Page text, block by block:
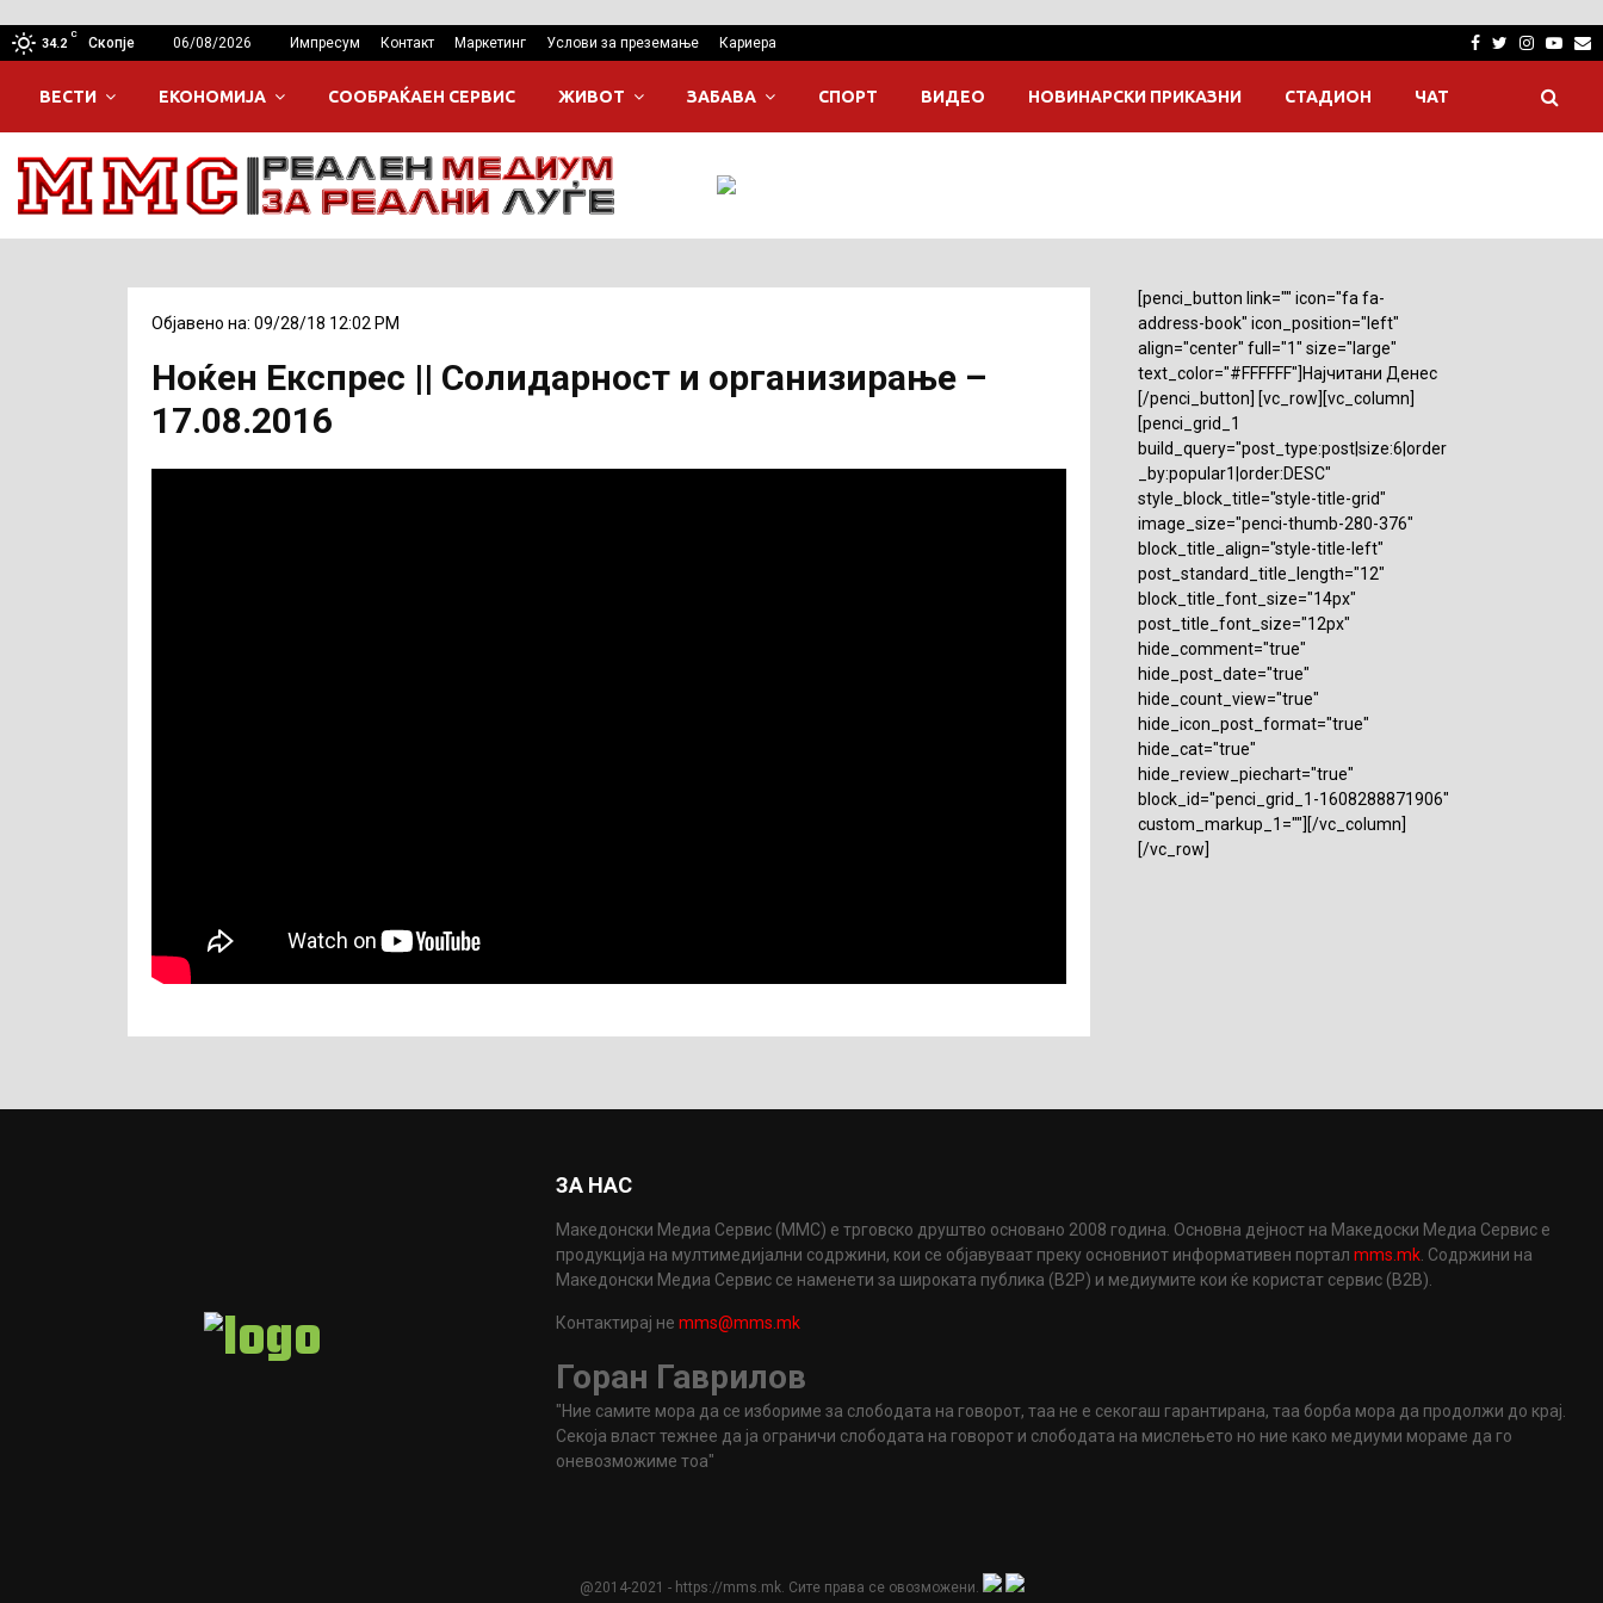
34.2
C
Скопје 06/08/2026 Импресум Контакт Маркетинг Услови за преземање Кариера Facebook
Twitter
ВЕСТИ ЕКОНОМИЈА СООБРАЌАЕН СЕРВИС ЖИВОТ ЗАБАВА СПОРТ ВИДЕО НОВИНАРСКИ ПРИКАЗНИ СТАДИОН ЧАТ
Објавено на: 09/28/18 12:02 PM
Ноќен Експрес || Солидарност и организирање –
17.08.2016
[penci_button link="" icon="fa fa-
address-book" icon_position="left"
align="center" full="1" size="large"
text_color="#FFFFFF"]Најчитани Денес
[/penci_button] [vc_row][vc_column]
[penci_grid_1
build_query="post_type:post|size:6|order
_by:popular1|order:DESC"
style_block_title="style-title-grid"
image_size="penci-thumb-280-376"
block_title_align="style-title-left"
post_standard_title_length="12"
block_title_font_size="14px"
post_title_font_size="12px"
hide_comment="true"
hide_post_date="true"
hide_count_view="true"
hide_icon_post_format="true"
hide_cat="true"
hide_review_piechart="true"
block_id="penci_grid_1-1608288871906"
custom_markup_1=""][/vc_column]
[/vc_row]
ЗА НАС
Македонски Медиа Сервис (ММС) е трговско друштво основано 2008 година. Основна дејност на Македоски Медиа Сервис е
продукција на мултимедијални содржини, кои се објавуваат преку основниот информативен порталmms.mk . Содржини на
Македонски Медиа Сервис се наменети за широката публика (B2P) и медиумите кои ќе користат сервис (B2B).
Контактирај неmms@mms.mk
Горан Гаврилов
"Ние самите мора да се избориме за слободата на говорот, таа не е секогаш гарантирана, таа борба мора да продолжи до крај.
Секоја власт тежнее да ја ограничи слободата на говорот и слободата на мислењето но ние како медиуми мораме да го
оневозможиме тоа"
@2014-2021 - https://mms.mk. Сите права се овозможени.